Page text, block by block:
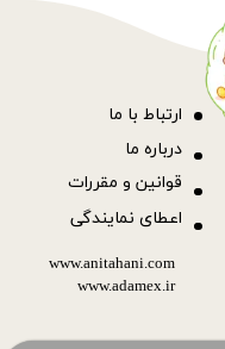
قوانین و مقررات
ارتباط با ما
درباره ما
اعطای نمایندگی
www.anitahani.com
www.ada​​​​​​​mex.ir